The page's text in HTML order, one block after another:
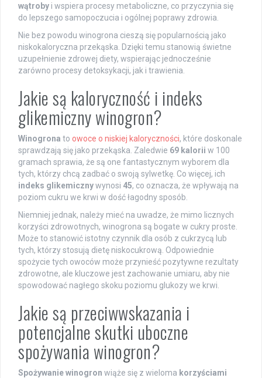
wątroby i wspiera procesy metaboliczne, co przyczynia się
do lepszego samopoczucia i ogólnej poprawy zdrowia.
Nie bez powodu winogrona cieszą się popularnością jako
niskokaloryczna przekąska. Dzięki temu stanowią świetne
uzupełnienie zdrowej diety, wspierając jednocześnie
zarówno procesy detoksykacji, jak i trawienia.
Jakie są kaloryczność i indeks
glikemiczny winogron?
Winogrona to owoce o niskiej kaloryczności, które doskonale
sprawdzają się jako przekąska. Zaledwie 69 kalorii w 100
gramach sprawia, że są one fantastycznym wyborem dla
tych, którzy chcą zadbać o swoją sylwetkę. Co więcej, ich
indeks glikemicznywynosi 45, co oznacza, że wpływają na
poziom cukru we krwi w dość łagodny sposób.
Niemniej jednak, należy mieć na uwadze, że mimo licznych
korzyści zdrowotnych, winogrona są bogate w cukry proste.
Może to stanowić istotny czynnik dla osób z cukrzycą lub
tych, którzy stosują dietę niskocukrową. Odpowiednie
spożycie tych owoców może przynieść pozytywne rezultaty
zdrowotne, ale kluczowe jest zachowanie umiaru, aby nie
spowodować nagłego skoku poziomu glukozy we krwi.
Jakie są przeciwwskazania i
potencjalne skutki uboczne
spożywania winogron?
Spożywanie winogron wiąże się z wieloma korzyściami